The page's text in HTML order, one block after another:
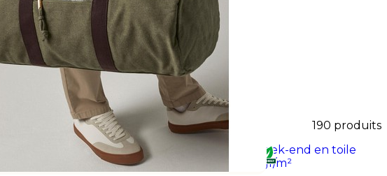
190 produits
end en toile 450gr/m²
MONACO Sac week-end en toile
340gr/m²